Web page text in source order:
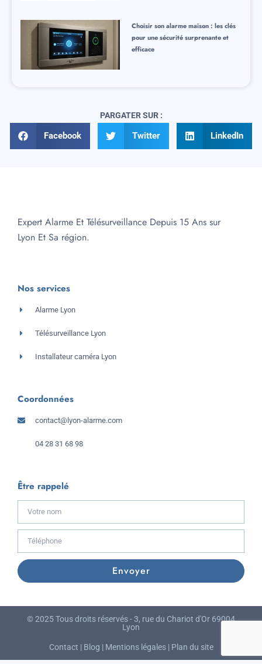
Choisir son alarme maison : les clés
pour une sécurité surprenante et
efficace
PARGATER SUR :
Facebook Twitter LinkedIn
Expert Alarme Et Télésurveillance Depuis 15 Ans sur
Lyon Et Sa région.
Nos services
Alarme Lyon
Télésurveillance Lyon
Installateur caméra Lyon
Coordonnées
contact@lyon-alarme.com
04 28 31 68 98
Être rappelé
Envoyer
© 2025 Tous droits réservés - 3, rue du Chariot d'Or 69004
Lyon
Contact | Blog | Mentions légales| Plan du site